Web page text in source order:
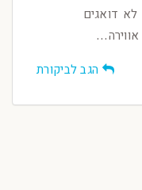
שח לאדם, לא דואגים
הגב לביקורת